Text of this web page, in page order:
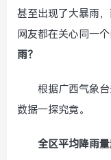
甚至出现了大暴雨
网友都在关心同一个
雨？
根据广西气象
数据一探究竟。
全区平均降雨